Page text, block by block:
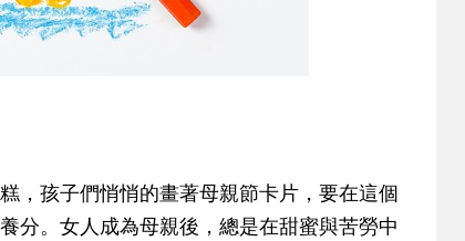
，孩子們悄悄的畫著母親節卡片，要在這個
分。女人成為母親後，總是在甜蜜與苦勞中